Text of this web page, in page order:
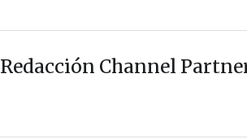
Redacción Channel